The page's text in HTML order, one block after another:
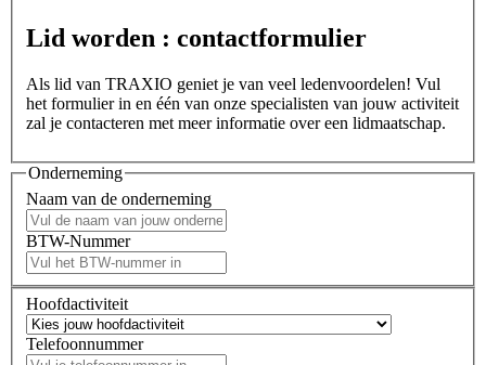
Lid worden : contactformulier
Als lid van TRAXIO geniet je van veel ledenvoordelen! Vul
het formulier in en één van onze specialisten van jouw activiteit
zal je contacteren met meer informatie over een lidmaatschap.
Onderneming
Naam van de onderneming
BTW-Nummer
Hoofdactiviteit
Telefoonnummer